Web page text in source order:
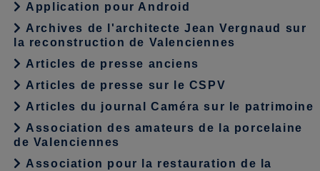
Application pour Android
Archives de l'architecte Jean Vergnaud sur
la reconstruction de Valenciennes
Articles de presse anciens
Articles de presse sur le CSPV
Articles du journal Caméra sur le patrimoine
Association des amateurs de la porcelaine
de Valenciennes
Association pour la restauration de la